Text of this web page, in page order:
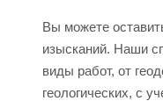
Вы можете
изысканий. Наши
виды работ, от
геологических, с